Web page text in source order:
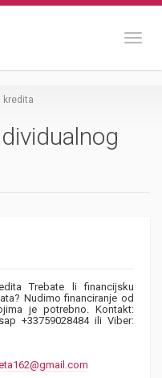
kredita
Trebate li financijsku
Nudimo financiranje od
je potrebno. Kontakt:
+33759028484 ili Viber: